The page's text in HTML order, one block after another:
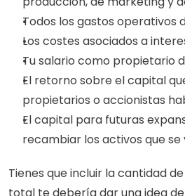
Todos los gastos operativos
Los costes asociados a
Tu salario como propietario
El retorno sobre el capital
propietarios o accionistas
El capital para futuras
recambiar los activos que
Tienes que incluir la cantidad